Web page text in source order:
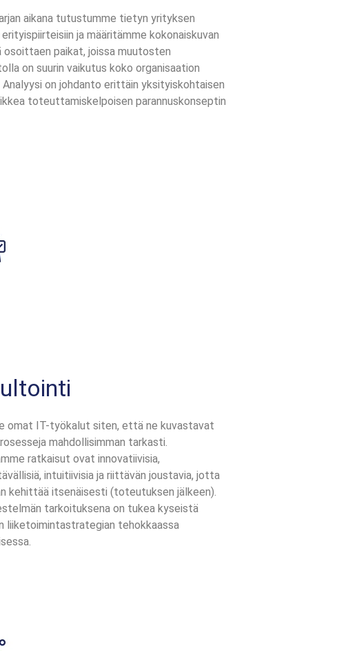
aikana tutustumme tietyn yrityksen
ja määritämme kokonaiskuvan
paikat, joissa muutosten
on suurin vaikutus koko organisaation
Analyysi on johdanto erittäin yksityiskohtaisen
toteuttamiskelpoisen parannuskonseptin
omat IT-työkalut siten, että ne kuvastavat
mahdollisimman tarkasti.
ratkaisut ovat innovatiivisia,
intuitiivisia ja riittävän joustavia, jotta
kehittää itsenäisesti (toteutuksen jälkeen).
tarkoituksena on tukea kyseistä
liiketoimintastrategian tehokkaassa